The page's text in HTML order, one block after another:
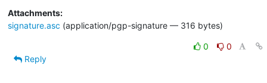
Attachments:
signature.asc (application/pgp-signature — 316 bytes)
0
0
Reply